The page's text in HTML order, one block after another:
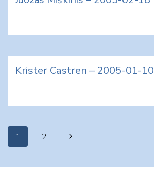
Krister Castren – 2005-01-10
Page
1 2
Next